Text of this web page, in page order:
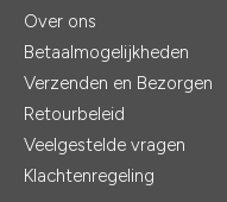
Over ons
Betaalmogelijkheden
Verzenden en Bezorgen
Retourbeleid
Veelgestelde vragen
Klachtenregeling